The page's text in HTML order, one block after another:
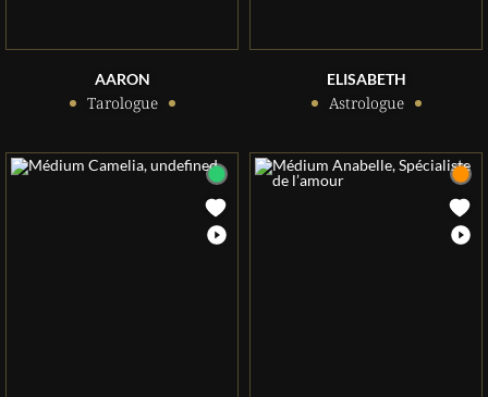
AARON
Tarologue
ELISABETH
Astrologue